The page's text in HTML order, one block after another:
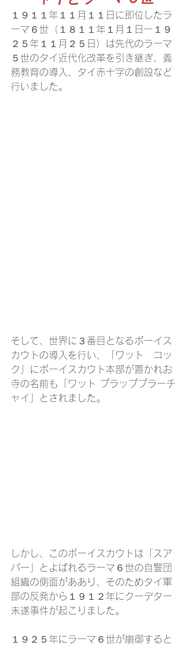
１９１１年１１月１１日に即位したラ
ーマ６世（１８１１年１月１日ー１９
２５年１１月２５日）は先代のラーマ
５世のタイ近代化改革を引き継ぎ、義
務教育の導入、タイ赤十字の創設など
行いました。
そして、世界に３番目となるボーイス
カウトの導入を行い、「ワット　コッ
ク」にボーイスカウト本部が置かれお
寺の名前も「ワット プラッププラーチ
ャイ」とされました。
しかし、このボーイスカウトは「スア
パー」とよばれるラーマ６世の自警団
組織の側面がああり、そのためタイ軍
部の反発から１９１２年にクーデター
未遂事件が起こりました。
１９２５年にラーマ６世が崩御すると